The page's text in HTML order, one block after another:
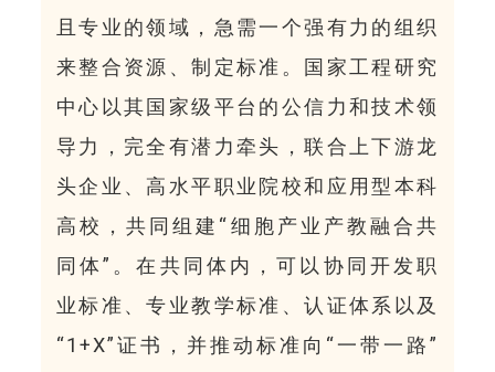
且专业的领域，急需一个强有力的组织
来整合资源、制定标准。国家工程研究
中心以其国家级平台的公信力和技术领
导力，完全有潜力牵头，联合上下游龙
头企业、高水平职业院校和应用型本科
高校，共同组建“细胞产业产教融合共
同体”。在共同体内，可以协同开发职
业标准、专业教学标准、认证体系以及
“1+X”证书，并推动标准向“一带一路”